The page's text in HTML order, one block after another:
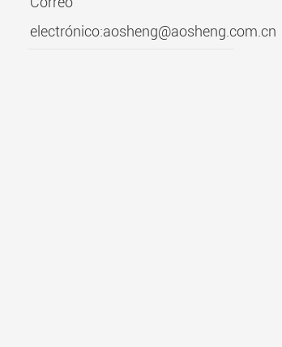
electrónico:aosheng@aosheng.com.cn